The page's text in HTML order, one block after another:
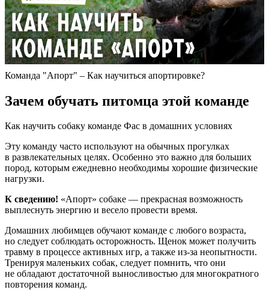
Команда "Апорт" – Как научиться апортировке?
Зачем обучать питомца этой команде
Как научить собаку команде Фас в домашних условиях
Эту команду часто используют на обычных прогулках
в развлекательных целях. Особенно это важно для больших
пород, которым ежедневно необходимы хорошие физические
нагрузки.
К сведению! «Апорт» собаке — прекрасная возможность
выплеснуть энергию и весело провести время.
Домашних любимцев обучают команде с любого возраста,
но следует соблюдать осторожность. Щенок может получить
травму в процессе активных игр, а также из-за неопытности.
Тренируя маленьких собак, следует помнить, что они
не обладают достаточной выносливостью для многократного
повторения команд.